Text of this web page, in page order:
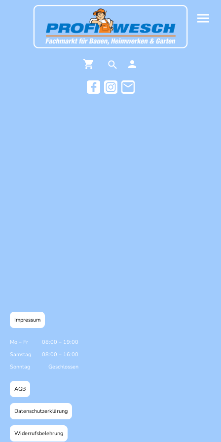
Impressum
Mo – Fr 08:00 – 19:00
Samstag
08:00 – 16:00
Sonntag
Geschlossen
AGB
Datenschutzerklärung
Widerrufsbelehrung